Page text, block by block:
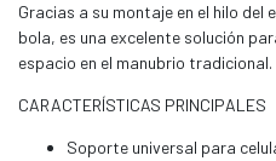
Gracias a su montaje en el hilo del
bola, es una excelente solución
espacio en el manubrio tradicional.
CARACTERÍSTICAS PRINCIPALES
Soporte universal para